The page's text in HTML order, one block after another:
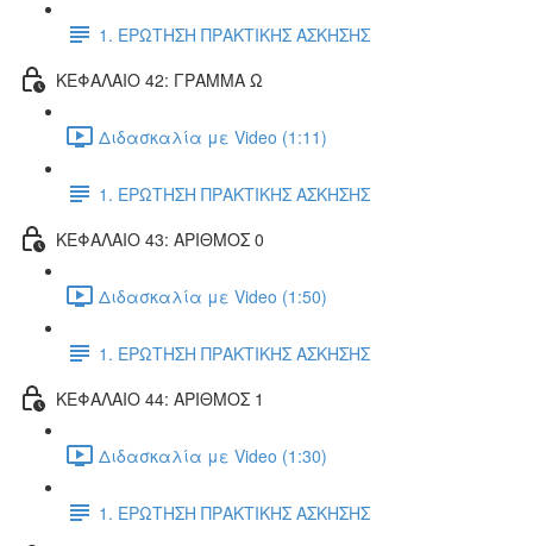
1. ΕΡΩΤΗΣΗ ΠΡΑΚΤΙΚΗΣ ΑΣΚΗΣΗΣ
ΚΕΦΑΛΑΙΟ 42: ΓΡΑΜΜΑ Ω
Διδασκαλία με Video (1:11)
1. ΕΡΩΤΗΣΗ ΠΡΑΚΤΙΚΗΣ ΑΣΚΗΣΗΣ
ΚΕΦΑΛΑΙΟ 43: ΑΡΙΘΜΟΣ 0
Διδασκαλία με Video (1:50)
1. ΕΡΩΤΗΣΗ ΠΡΑΚΤΙΚΗΣ ΑΣΚΗΣΗΣ
ΚΕΦΑΛΑΙΟ 44: ΑΡΙΘΜΟΣ 1
Διδασκαλία με Video (1:30)
1. ΕΡΩΤΗΣΗ ΠΡΑΚΤΙΚΗΣ ΑΣΚΗΣΗΣ